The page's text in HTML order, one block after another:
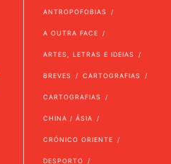
ANTROPOFOBIAS
A OUTRA FACE
ARTES, LETRAS E IDEIAS
BREVES CARTOGRAFIAS
CARTOGRAFIAS
CHINA / ÁSIA
CRÓNICO ORIENTE
DESPORTO